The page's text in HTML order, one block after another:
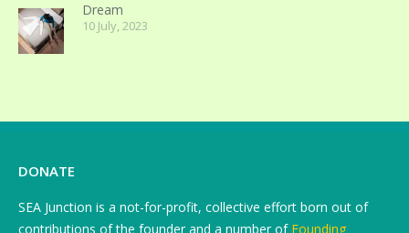
Dream
10 July, 2023
DONATE
SEA Junction is a not-for-profit, collective effort born out of
contributions of the founder and a number of Founding